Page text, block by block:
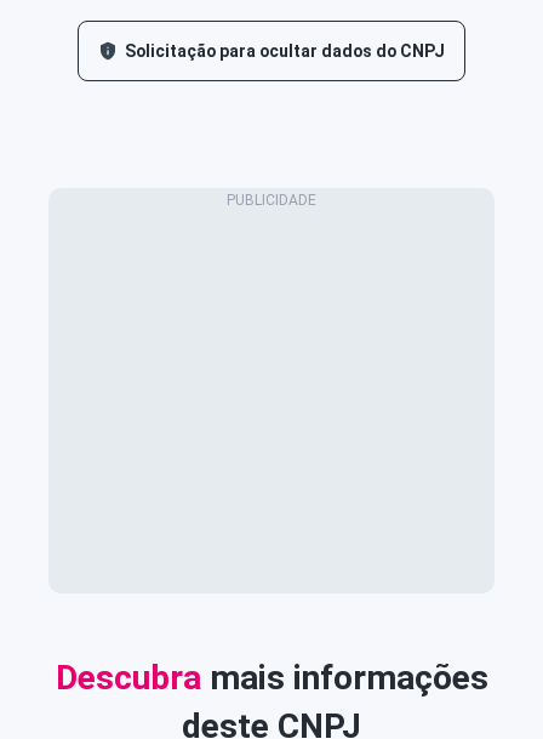
Solicitação para ocultar dados do CNPJ
Descubra mais informações
deste CNPJ